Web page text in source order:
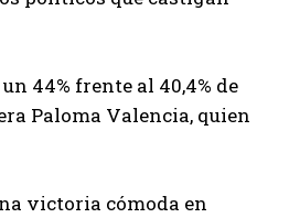
44% frente al 40,4% de
Paloma Valencia, quien
victoria cómoda en